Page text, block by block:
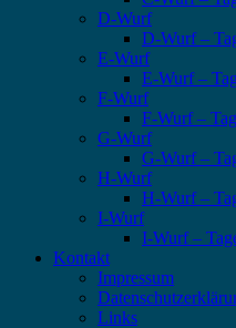
D-Wurf
D-Wurf –
E-Wurf
E-Wurf –
F-Wurf
F-Wurf –
G-Wurf
G-Wurf –
H-Wurf
H-Wurf –
I-Wurf
I-Wurf –
Kontakt
Impressum
Links